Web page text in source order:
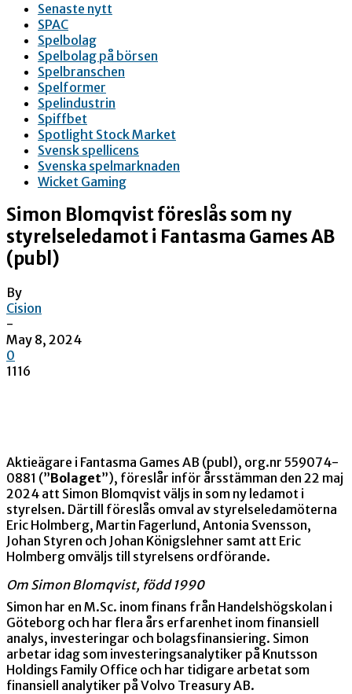
Senaste nytt
SPAC
Spelbolag
Spelbolag på börsen
Spelbranschen
Spelformer
Spelindustrin
Spiffbet
Spotlight Stock Market
Svensk spellicens
Svenska spelmarknaden
Wicket Gaming
Simon Blomqvist föreslås som ny
styrelseledamot i Fantasma Games AB
(publ)
By
Cision
-
May 8, 2024
0
1116
Aktieägare i Fantasma Games AB (publ), org.nr 559074-
0881 (”Bolaget”), föreslår inför årsstämman den 22 maj
2024 att Simon Blomqvist väljs in som ny ledamot i
styrelsen. Därtill föreslås omval av styrelseledamöterna
Eric Holmberg, Martin Fagerlund, Antonia Svensson,
Johan Styren och Johan Königslehner samt att Eric
Holmberg omväljs till styrelsens ordförande.
Om Simon Blomqvist, född 1990
Simon har en M.Sc. inom finans från Handelshögskolan i
Göteborg och har flera års erfarenhet inom finansiell
analys, investeringar och bolagsfinansiering. Simon
arbetar idag som investeringsanalytiker på Knutsson
Holdings Family Office och har tidigare arbetat som
finansiell analytiker på Volvo Treasury AB.